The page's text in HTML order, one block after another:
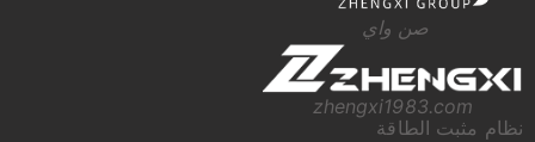
صن واي
zhengxi1983.com
نظام مثبت الطاقة